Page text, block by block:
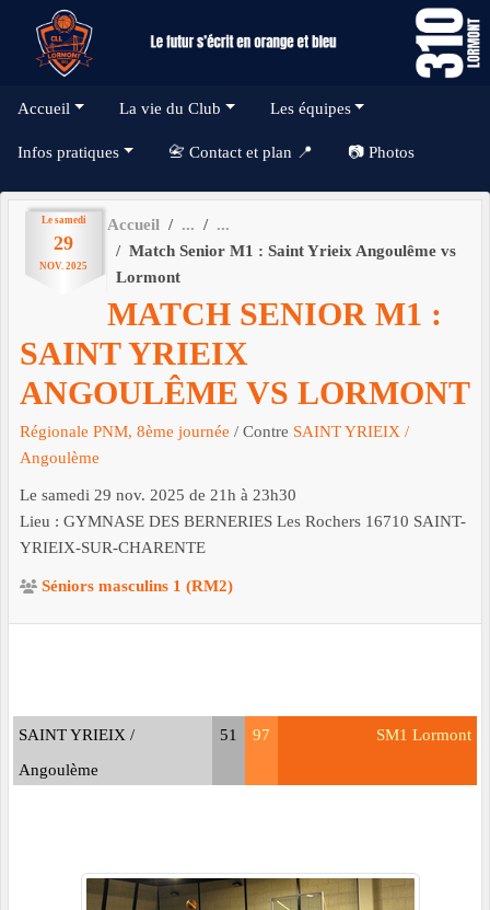
Accueil La vie du Club Les équipes
Infos pratiques 📇 Contact et plan 📍 📷 Photos
Le samedi
29
NOV. 2025
Accueil
Match Senior M1 : Saint Yrieix Angoulême vs
Lormont
MATCH SENIOR M1 :
SAINT YRIEIX
ANGOULÊME VS LORMONT
Régionale PNM, 8ème journée / Contre SAINT YRIEIX /
Angoulème
Le samedi 29 nov. 2025 de 21h à 23h30
Lieu : GYMNASE DES BERNERIES Les Rochers 16710 SAINT-
YRIEIX-SUR-CHARENTE
Séniors masculins 1 (RM2)
SAINT YRIEIX /
Angoulème
51 97 SM1 Lormont
Panneau de gestion des cookies